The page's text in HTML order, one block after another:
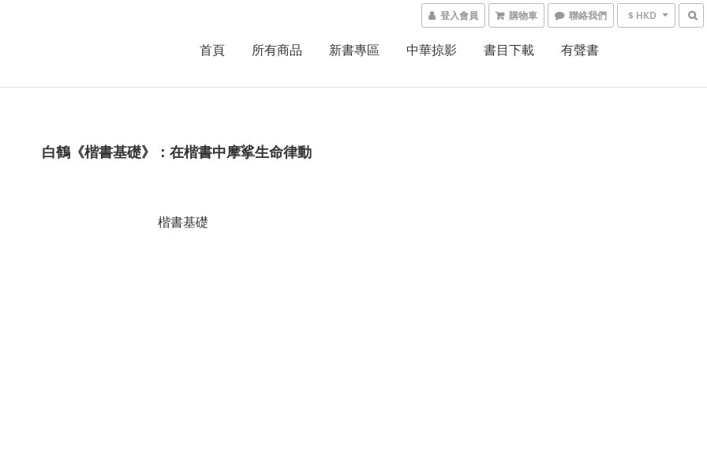
登入會員 購物車 聯絡我們 $ HKD
首頁 所有商品 新書專區 中華掠影 書目下載 有聲書
白鶴《楷書基礎》：在楷書中摩挲生命律動